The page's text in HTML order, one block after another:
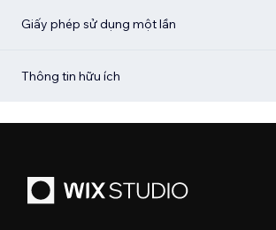
Giấy phép sử dụng một lần
Thông tin hữu ích